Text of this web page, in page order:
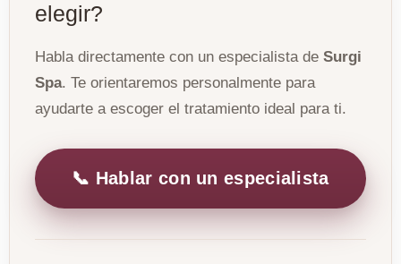
elegir?
Habla directamente con un especialista de Surgi
Spa. Te orientaremos personalmente para
ayudarte a escoger el tratamiento ideal para ti.
📞 Hablar con un especialista